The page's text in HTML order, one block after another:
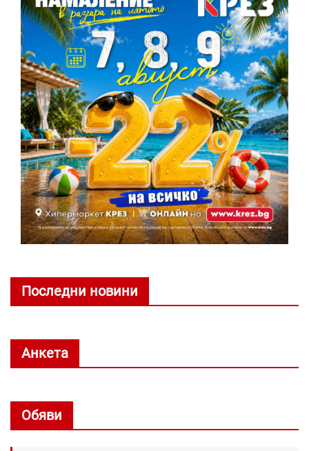
Последни новини
Анкета
Обяви